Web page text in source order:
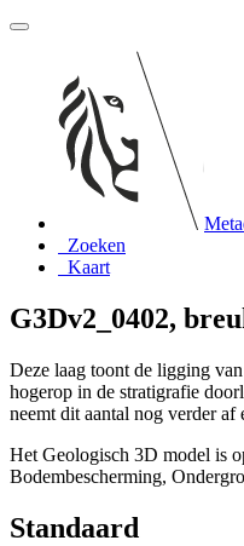
Zoeken
Kaart
G3Dv2_0402,
Deze laag toont de ligging
hogerop in de stratigrafie
neemt dit aantal nog verder
Het Geologisch 3D model is
Bodembescherming,
Standaard